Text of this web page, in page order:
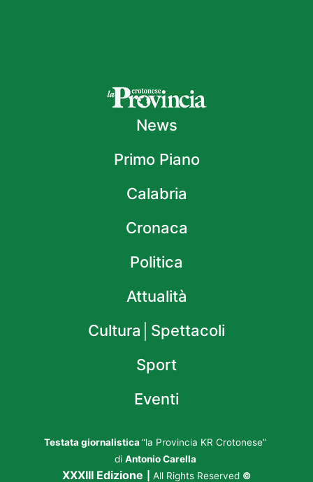
News
Primo Piano
Calabria
Cronaca
Politica
Attualità
Cultura│Spettacoli
Sport
Eventi
Testata giornalistica “la Provincia KR Crotonese”
di Antonio Carella
XXXIII Edizione All Rights Reserved ©